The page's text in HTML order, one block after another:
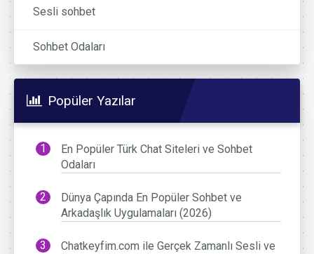
Sesli sohbet
Sohbet Odaları
Popüler Yazılar
En Popüler Türk Chat Siteleri ve Sohbet
Odaları
Dünya Çapında En Popüler Sohbet ve
Arkadaşlık Uygulamaları (2026)
Chatkeyfim.com ile Gerçek Zamanlı Sesli ve